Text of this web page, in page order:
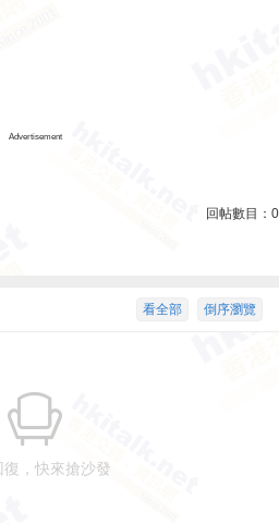
Advertisement
回帖數目： 0
倒序瀏覽
看全部
復，快來搶沙發